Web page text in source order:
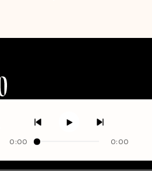
0:00 0:00